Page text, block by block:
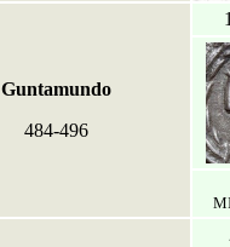
Guntamundo
484-496